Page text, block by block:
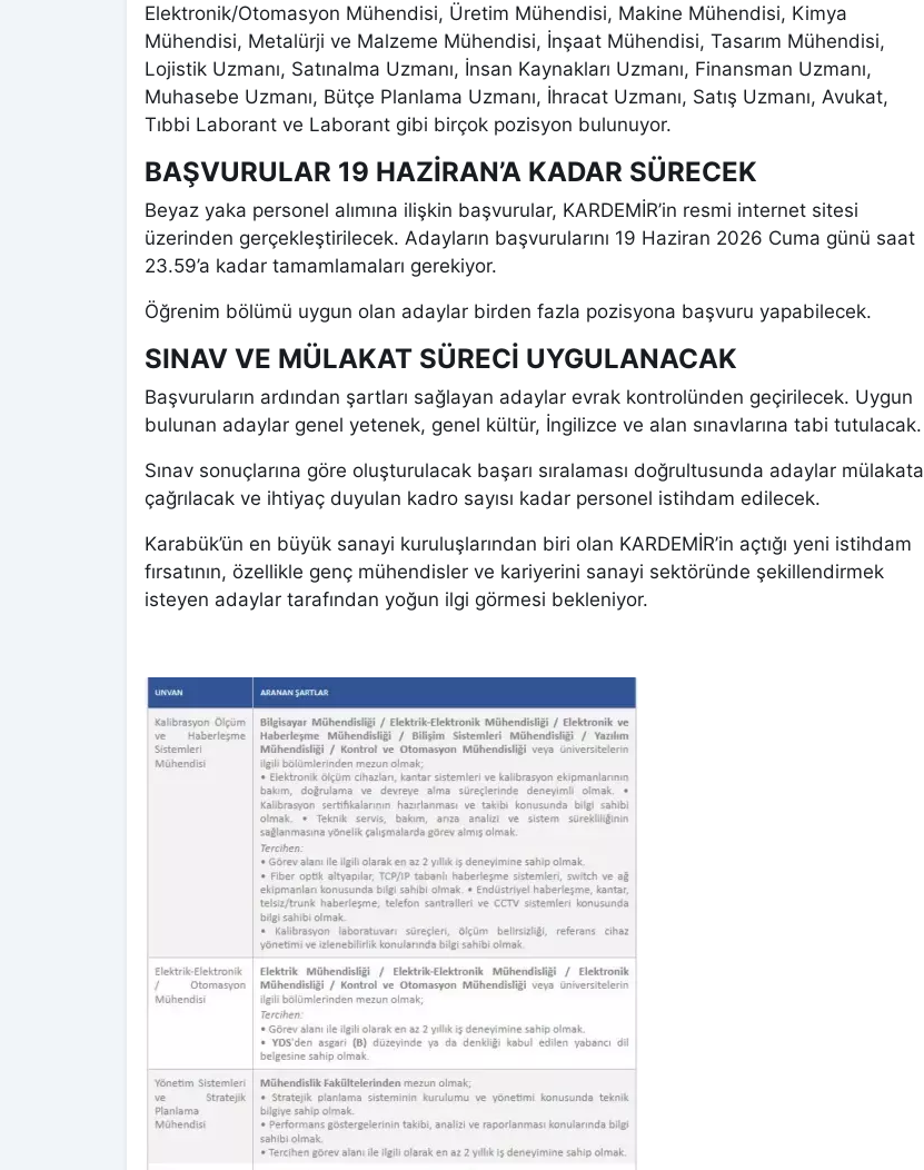
Elektronik/Otomasyon Mühendisi, Üretim Mühendisi, Makine Mühendisi, Kimya
Mühendisi, Metalürji ve Malzeme Mühendisi, İnşaat Mühendisi, Tasarım Mühendisi,
Lojistik Uzmanı, Satınalma Uzmanı, İnsan Kaynakları Uzmanı, Finansman Uzmanı,
Muhasebe Uzmanı, Bütçe Planlama Uzmanı, İhracat Uzmanı, Satış Uzmanı, Avukat,
Tıbbi Laborant ve Laborant gibi birçok pozisyon bulunuyor.
BAŞVURULAR 19 HAZİRAN’A KADAR SÜRECEK
Beyaz yaka personel alımına ilişkin başvurular, KARDEMİR’in resmi internet sitesi
üzerinden gerçekleştirilecek. Adayların başvurularını 19 Haziran 2026 Cuma günü saat
23.59’a kadar tamamlamaları gerekiyor.
Öğrenim bölümü uygun olan adaylar birden fazla pozisyona başvuru yapabilecek.
SINAV VE MÜLAKAT SÜRECİ UYGULANACAK
Başvuruların ardından şartları sağlayan adaylar evrak kontrolünden geçirilecek. Uygun
bulunan adaylar genel yetenek, genel kültür, İngilizce ve alan sınavlarına tabi tutulacak.
Sınav sonuçlarına göre oluşturulacak başarı sıralaması doğrultusunda adaylar mülakata
çağrılacak ve ihtiyaç duyulan kadro sayısı kadar personel istihdam edilecek.
Karabük’ün en büyük sanayi kuruluşlarından biri olan KARDEMİR’in açtığı yeni istihdam
fırsatının, özellikle genç mühendisler ve kariyerini sanayi sektöründe şekillendirmek
isteyen adaylar tarafından yoğun ilgi görmesi bekleniyor.